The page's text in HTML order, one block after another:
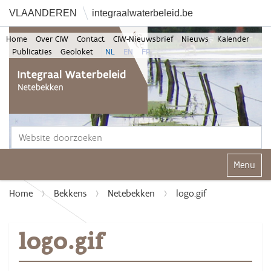
VLAANDEREN integraalwaterbeleid.be
Home Over CIW Contact CIW-Nieuwsbrief Nieuws
Kalender
Publicaties
Geoloket NL EN FR
Klap
Home Bekkens Netebekken logo.gif
logo.gif